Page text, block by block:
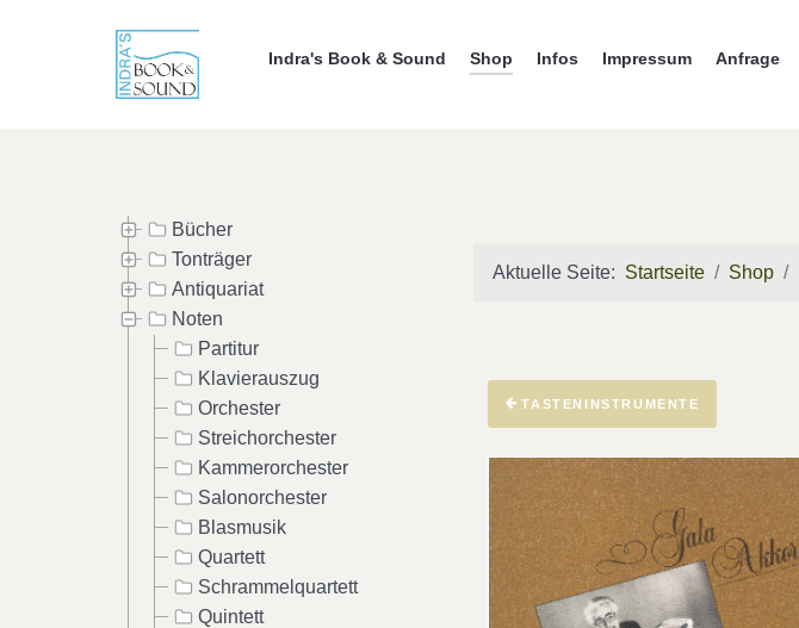
Indra's Book & Sound Shop Infos Impressum Anfrage
Bücher
Tonträger
Antiquariat
Noten
Partitur
Klavierauszug
Orchester
Streichorchester
Kammerorchester
Salonorchester
Blasmusik
Quartett
Schrammelquartett
Quintett
Aktuelle Seite: Startseite Shop
TASTENINSTRUMENTE